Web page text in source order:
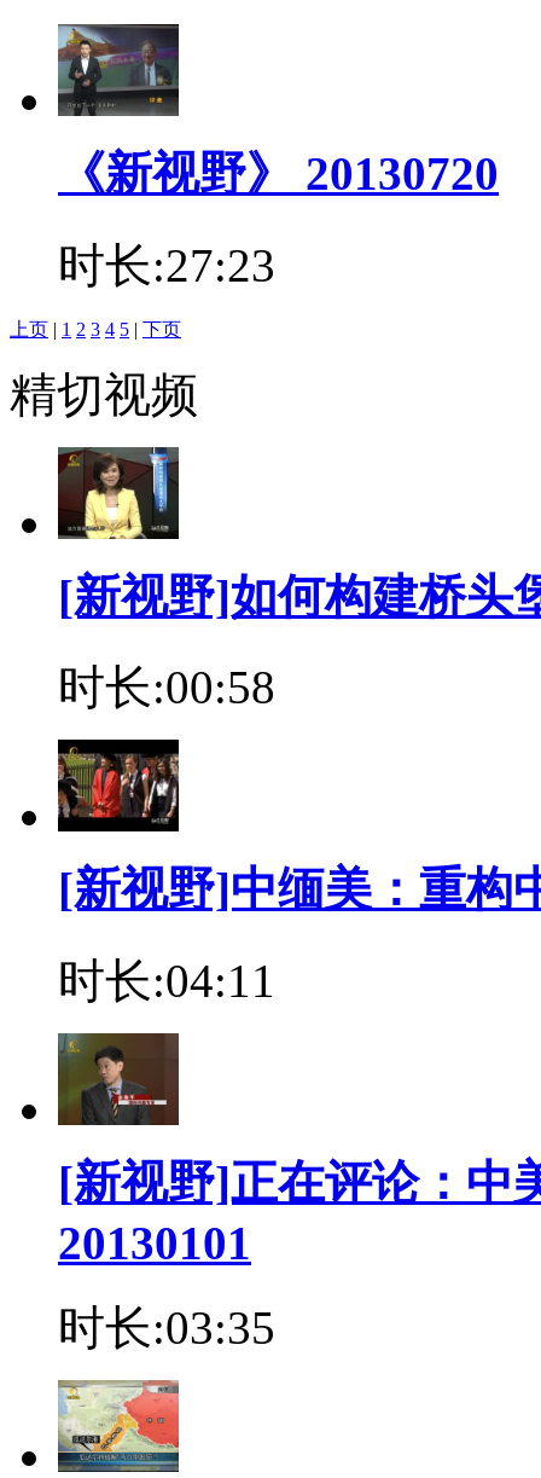
《新视野》 20130720
时长:27:23
上页 | 1 2 3 4 5 | 下页
精切视频
[新视野]如何构建桥头
时长:00:58
[新视野]中缅美：重构
时长:04:11
[新视野]正在评论：中
20130101
时长:03:35